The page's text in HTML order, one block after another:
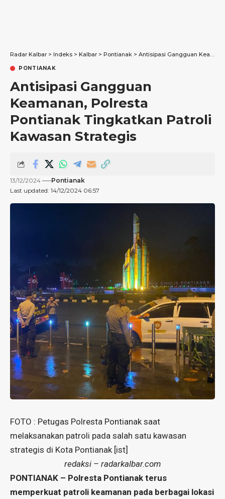
Radar Kalbar > Indeks > Kalbar > Pontianak > Antisipasi Gangguan Keamanan, Polresta Pontianak Tingkatkan Patroli Kawasan Strategis
PONTIANAK
Antisipasi Gangguan
Keamanan, Polresta
Pontianak Tingkatkan Patroli
Kawasan Strategis
Last updated: 14/12/2024 06:57
13/12/2024 Pontianak
FOTO : Petugas Polresta Pontianak saat
melaksanakan patroli pada salah satu kawasan
strategis di Kota Pontianak [ist]
redaksi – radarkalbar.com
PONTIANAK – Polresta Pontianak terus
memperkuat patroli keamanan pada berbagai lokasi